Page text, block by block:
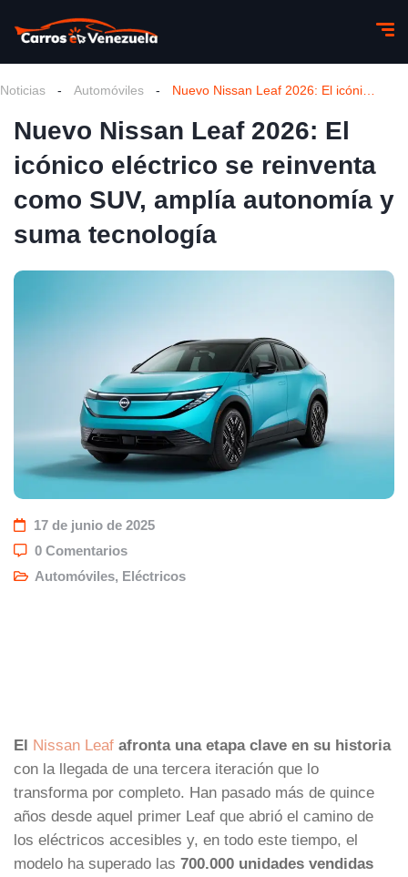
Noticias - Automóviles -
Nuevo Nissan Leaf 2026: El
icónico eléctrico se reinventa
como SUV, amplía autonomía y
suma tecnología
17 de junio de 2025
0 Comentarios
Automóviles, Eléctricos
El Nissan Leaf afronta una etapa clave en su historia
con la llegada de una tercera iteración que lo
transforma por completo. Han pasado más de quince
años desde aquel primer Leaf que abrió el camino de
los eléctricos accesibles y, en todo este tiempo, el
modelo ha superado las 700.000 unidades vendidas